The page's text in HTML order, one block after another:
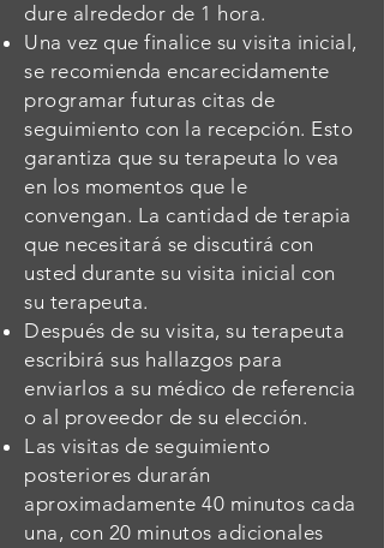
dure alrededor de 1 hora.
Una vez que finalice su visita inicial,
se recomienda encarecidamente
programar futuras citas de
seguimiento con la recepción. Esto
garantiza que su terapeuta lo vea
en los momentos que le
convengan. La cantidad de terapia
que necesitará se discutirá con
usted durante su visita inicial con
su terapeuta.
Después de su visita, su terapeuta
escribirá sus hallazgos para
enviarlos a su médico de referencia
o al proveedor de su elección.
Las visitas de seguimiento
posteriores durarán
aproximadamente 40 minutos cada
una, con 20 minutos adicionales